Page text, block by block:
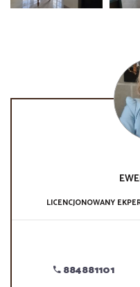
LICENCJONOWANY
884881101